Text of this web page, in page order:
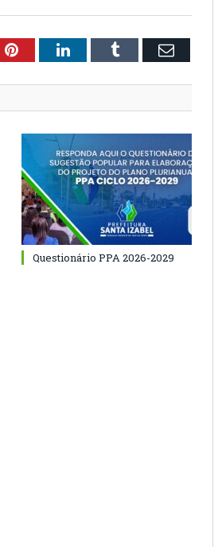
PinterestLinkedInTumblr Email
Questionário PPA 2026-2029